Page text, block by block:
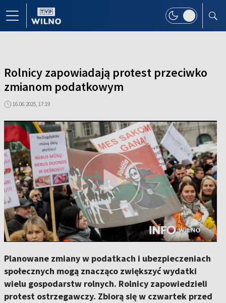
Rolnicy zapowiadają protest przeciwko
zmianom podatkowym
16.06.2025, 17:19
Planowane zmiany w podatkach i ubezpieczeniach
społecznych mogą znacząco zwiększyć wydatki
wielu gospodarstw rolnych. Rolnicy zapowiedzieli
protest ostrzegawczy. Zbiorą się w czwartek przed